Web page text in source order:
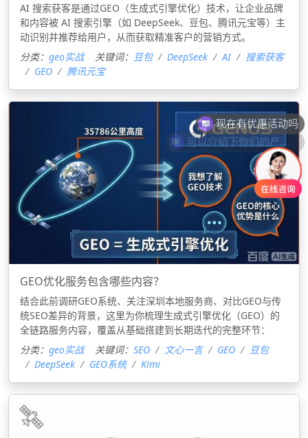
‌AI 搜索获客‌是通过‌GEO‌（生成式引擎优化）技术，让企业品牌
和内容被 AI 搜索引擎（如 DeepSeek、豆包、腾讯元宝等）主
动识别并推荐给用户，从而获取精准客户的营销方式。
分类： geo实战 关键词： 豆包 DeepSeek ‌AI
搜索获客
‌GEO‌
腾讯元宝
GEO优化服务包含哪些内容？
结合此前调研GEO系统、关注深圳本地服务商、对比GEO与传
统SEO差异的背景，这里为你梳理生成式引擎优化（GEO）的
全链路服务内容，覆盖从基础搭建到长期迭代的完整环节：
分类： geo实战 关键词： SEO 文心一言 GEO
豆包
DeepSeek
GEO系统 Kimi
可以介绍下你们的产品么
现在有优惠活动吗